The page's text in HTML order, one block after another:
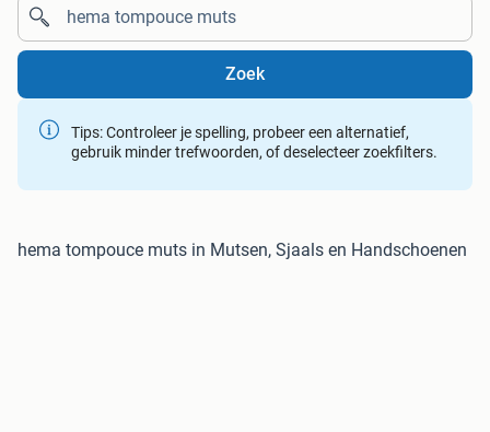
Zoek
Tips: Controleer je spelling, probeer een alternatief,
gebruik minder trefwoorden, of deselecteer zoekfilters.
hema tompouce muts in Mutsen, Sjaals en Handschoenen